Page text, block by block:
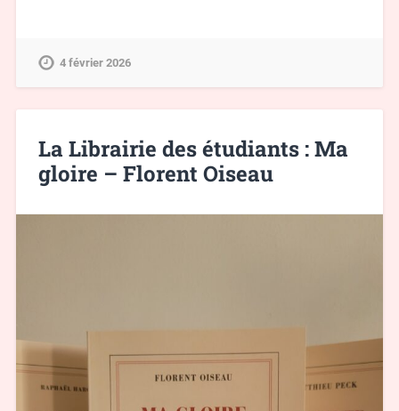
4 février 2026
La Librairie des étudiants : Ma
gloire – Florent Oiseau